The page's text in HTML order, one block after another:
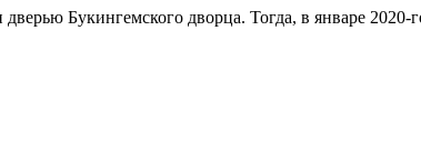
Букингемского дворца. Тогда, в январе 2020-